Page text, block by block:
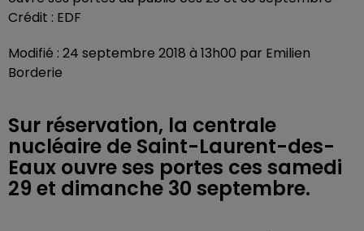
Crédit : EDF
Modifié : 24 septembre 2018 à 13h00 par Emilien
Borderie
Sur réservation, la centrale
nucléaire de Saint-Laurent-des-
Eaux ouvre ses portes ces samedi
29 et dimanche 30 septembre.